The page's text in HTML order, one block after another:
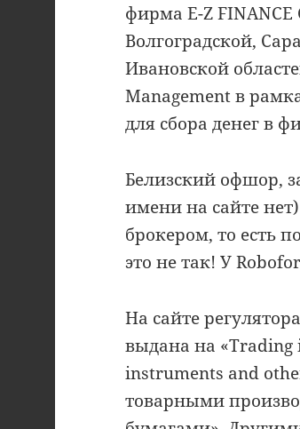
фирма E-Z FINANCE
Волгоградской,
Ивановской
Management в
для сбора денег в
Белизский офшор,
имени на сайте
брокером, то есть
это не так! У
На сайте
выдана на
instruments and
товарными